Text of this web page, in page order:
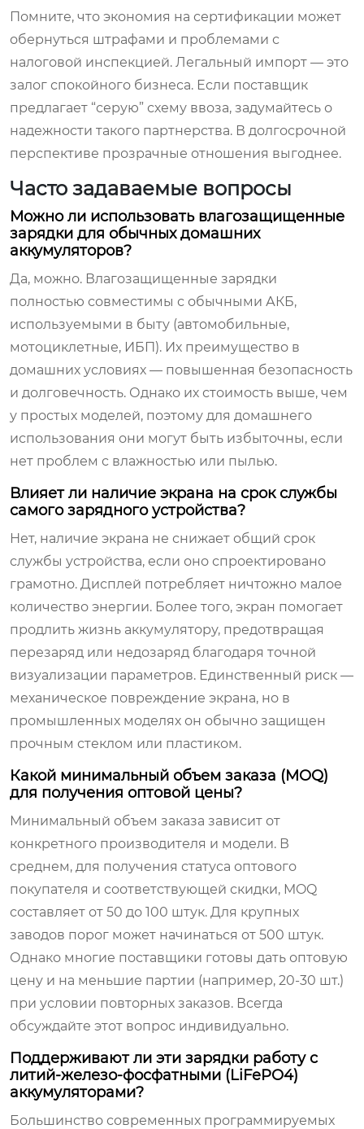
Помните, что экономия на сертификации может
обернуться штрафами и проблемами с
налоговой инспекцией. Легальный импорт — это
залог спокойного бизнеса. Если поставщик
предлагает “серую” схему ввоза, задумайтесь о
надежности такого партнерства. В долгосрочной
перспективе прозрачные отношения выгоднее.
Часто задаваемые вопросы
Можно ли использовать влагозащищенные
зарядки для обычных домашних
аккумуляторов?
Да, можно. Влагозащищенные зарядки
полностью совместимы с обычными АКБ,
используемыми в быту (автомобильные,
мотоциклетные, ИБП). Их преимущество в
домашних условиях — повышенная безопасность
и долговечность. Однако их стоимость выше, чем
у простых моделей, поэтому для домашнего
использования они могут быть избыточны, если
нет проблем с влажностью или пылью.
Влияет ли наличие экрана на срок службы
самого зарядного устройства?
Нет, наличие экрана не снижает общий срок
службы устройства, если оно спроектировано
грамотно. Дисплей потребляет ничтожно малое
количество энергии. Более того, экран помогает
продлить жизнь аккумулятору, предотвращая
перезаряд или недозаряд благодаря точной
визуализации параметров. Единственный риск —
механическое повреждение экрана, но в
промышленных моделях он обычно защищен
прочным стеклом или пластиком.
Какой минимальный объем заказа (MOQ)
для получения оптовой цены?
Минимальный объем заказа зависит от
конкретного производителя и модели. В
среднем, для получения статуса оптового
покупателя и соответствующей скидки, MOQ
составляет от 50 до 100 штук. Для крупных
заводов порог может начинаться от 500 штук.
Однако многие поставщики готовы дать оптовую
цену и на меньшие партии (например, 20-30 шт.)
при условии повторных заказов. Всегда
обсуждайте этот вопрос индивидуально.
Поддерживают ли эти зарядки работу с
литий-железо-фосфатными (LiFePO4)
аккумуляторами?
Большинство современных программируемых